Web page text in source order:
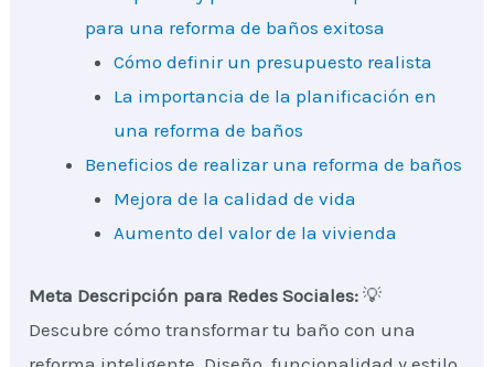
para una reforma de baños exitosa
Cómo definir un presupuesto realista
La importancia de la planificación en
una reforma de baños
Beneficios de realizar una reforma de baños
Mejora de la calidad de vida
Aumento del valor de la vivienda
Meta Descripción para Redes Sociales: 💡
Descubre cómo transformar tu baño con una